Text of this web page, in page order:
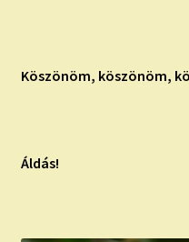
Köszönöm, köszönöm,
Áldás!